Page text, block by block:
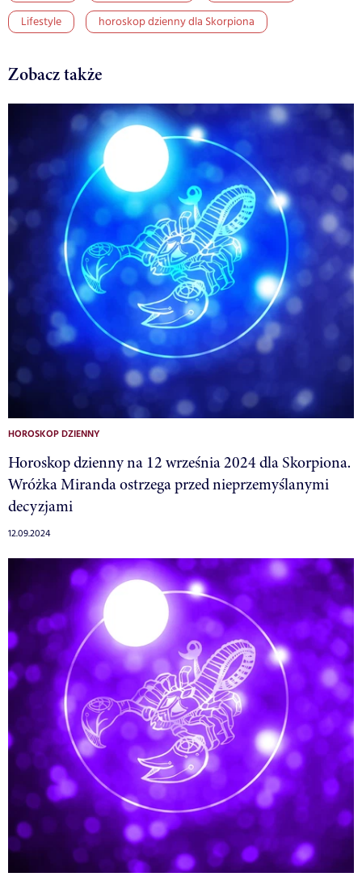
Lifestyle
horoskop dzienny dla Skorpiona
Zobacz także
HOROSKOP DZIENNY
Horoskop dzienny na 12 września 2024 dla Skorpiona.
Wróżka Miranda ostrzega przed nieprzemyślanymi
decyzjami
12.09.2024